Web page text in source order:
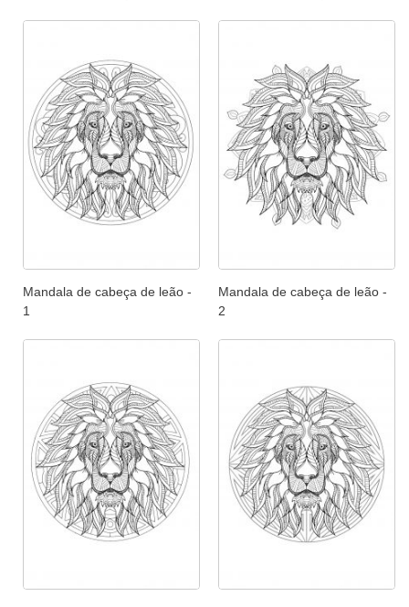
Mandala de cabeça de leão -
1
Mandala de cabeça de leão -
2